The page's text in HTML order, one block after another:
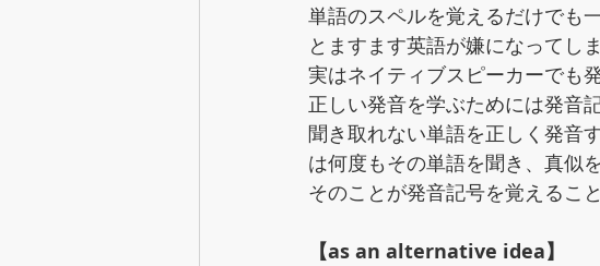
単語のスペルを覚えるだけでも
とますます英語が嫌になってし
実はネイティブスピーカーでも
正しい発音を学ぶためには発音
聞き取れない単語を正しく発音
は何度もその単語を聞き、真似を
そのことが発音記号を覚えるこ
【as an alternative idea】